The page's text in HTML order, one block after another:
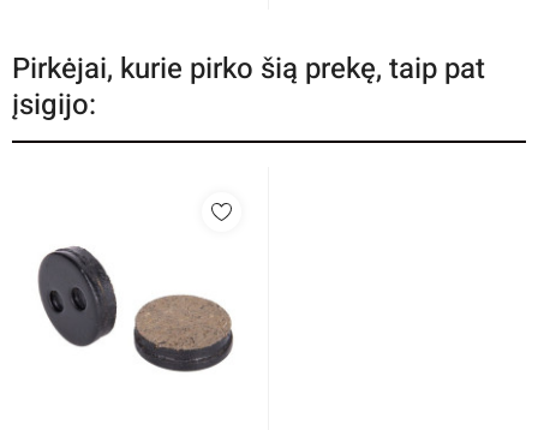
Pirkėjai, kurie pirko šią prekę, taip pat
įsigijo: